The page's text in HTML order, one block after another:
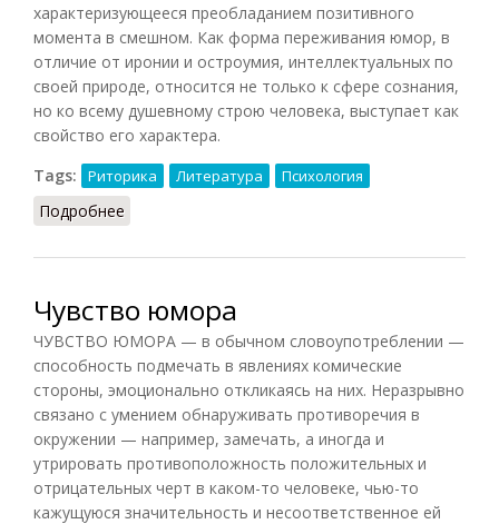
характеризующееся преобладанием позитивного
момента в смешном. Как форма переживания юмор, в
отличие от иронии и остроумия, интеллектуальных по
своей природе, относится не только к сфере сознания,
но ко всему душевному строю человека, выступает как
свойство его характера.
Tags:
Риторика Литература Психология
Подробнее
Чувство юмора
ЧУВСТВО ЮМОРА — в обычном словоупотреблении —
способность подмечать в явлениях комические
стороны, эмоционально откликаясь на них. Неразрывно
связано с умением обнаруживать противоречия в
окружении — например, замечать, а иногда и
утрировать противоположность положительных и
отрицательных черт в каком-то человеке, чью-то
кажущуюся значительность и несоответственное ей